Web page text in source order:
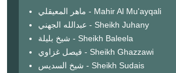
ماهر المعيقلي - Mahir Al Mu'ayqali
عبدالله الجهني - Sheikh Juhany
شيخ بليلة - Sheikh Baleela
فيصل غزاوي - Sheikh Ghazzawi
شيخ السديس - Sheikh Sudais